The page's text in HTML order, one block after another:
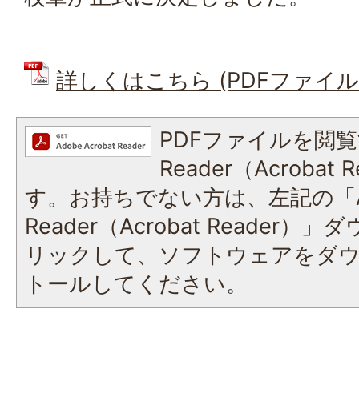
詳しくはこちら (PDFファイ
PDFファイルを閲
Reader（Acrobat
す。お持ちでない方は、左記の
Reader（Acrobat Reader）」ダ
リックして、ソフトウェアをダ
トールしてください。